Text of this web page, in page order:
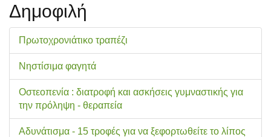
Δημοφιλή
Πρωτοχρονιάτικο τραπέζι
Νηστίσιμα φαγητά
Οστεοπενία : διατροφή και ασκήσεις γυμναστικής για
την πρόληψη - θεραπεία
Αδυνάτισμα - 15 τροφές για να ξεφορτωθείτε το λίπος